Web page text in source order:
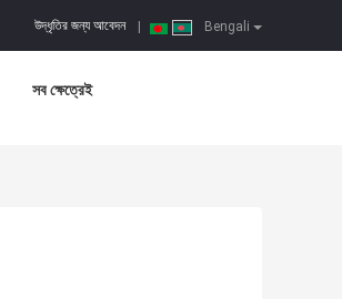
Bengali
উদ্ধৃতির জন্য আবেদন
সব ক্ষেত্রেই